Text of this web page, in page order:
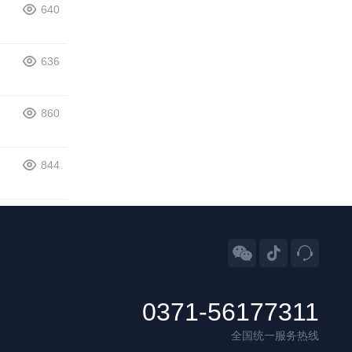
640
636
860
844
  
0371-56177311
全国统一服务热线